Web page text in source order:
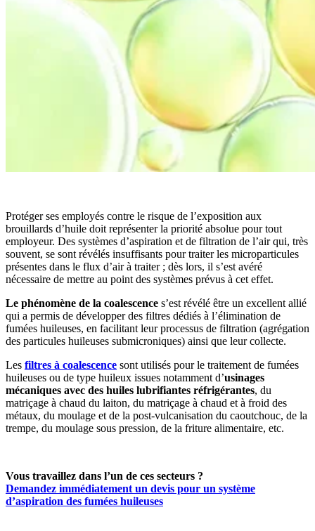
Protéger ses employés contre le risque de l’exposition aux
brouillards d’huile doit représenter la priorité absolue pour tout
employeur. Des systèmes d’aspiration et de filtration de l’air qui, très
souvent, se sont révélés insuffisants pour traiter les microparticules
présentes dans le flux d’air à traiter ; dès lors, il s’est avéré
nécessaire de mettre au point des systèmes prévus à cet effet.
Le phénomène de la coalescence s’est révélé être un excellent allié
qui a permis de développer des filtres dédiés à l’élimination de
fumées huileuses, en facilitant leur processus de filtration (agrégation
des particules huileuses submicroniques) ainsi que leur collecte.
Les filtres à coalescence sont utilisés pour le traitement de fumées
huileuses ou de type huileux issues notamment d’usinages
mécaniques avec des huiles lubrifiantes réfrigérantes, du
matriçage à chaud du laiton, du matriçage à chaud et à froid des
métaux, du moulage et de la post-vulcanisation du caoutchouc, de la
trempe, du moulage sous pression, de la friture alimentaire, etc.
Vous travaillez dans l’un de ces secteurs ?
Demandez immédiatement un devis pour un système
d’aspiration des fumées huileuses